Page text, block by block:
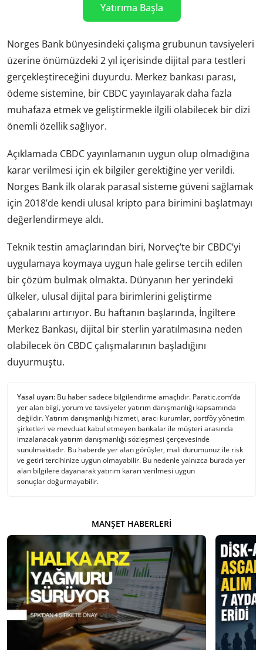
Yatırıma Başla
Norges Bank bünyesindeki çalışma grubunun tavsiyeleri
üzerine önümüzdeki 2 yıl içerisinde dijital para testleri
gerçekleştireceğini duyurdu. Merkez bankası parası,
ödeme sistemine, bir CBDC yayınlayarak daha fazla
muhafaza etmek ve geliştirmekle ilgili olabilecek bir dizi
önemli özellik sağlıyor.
Açıklamada CBDC yayınlamanın uygun olup olmadığına
karar verilmesi için ek bilgiler gerektiğine yer verildi.
Norges Bank ilk olarak parasal sisteme güveni sağlamak
için 2018’de kendi ulusal kripto para birimini başlatmayı
değerlendirmeye aldı.
Teknik testin amaçlarından biri, Norveç’te bir CBDC’yi
uygulamaya koymaya uygun hale gelirse tercih edilen
bir çözüm bulmak olmakta. Dünyanın her yerindeki
ülkeler, ulusal dijital para birimlerini geliştirme
çabalarını artırıyor. Bu haftanın başlarında, İngiltere
Merkez Bankası, dijital bir sterlin yaratılmasına neden
olabilecek ön CBDC çalışmalarının başladığını
duyurmuştu.
Yasal uyarı: Bu haber sadece bilgilendirme amaçlıdır. Paratic.com’da
yer alan bilgi, yorum ve tavsiyeler yatırım danışmanlığı kapsamında
değildir. Yatırım danışmanlığı hizmeti, aracı kurumlar, portföy yönetim
şirketleri ve mevduat kabul etmeyen bankalar ile müşteri arasında
imzalanacak yatırım danışmanlığı sözleşmesi çerçevesinde
sunulmaktadır. Bu haberde yer alan görüşler, mali durumunuz ile risk
ve getiri tercihinize uygun olmayabilir. Bu nedenle yalnızca burada yer
alan bilgilere dayanarak yatırım kararı verilmesi uygun
sonuçlar doğurmayabilir.
MANŞET HABERLERI